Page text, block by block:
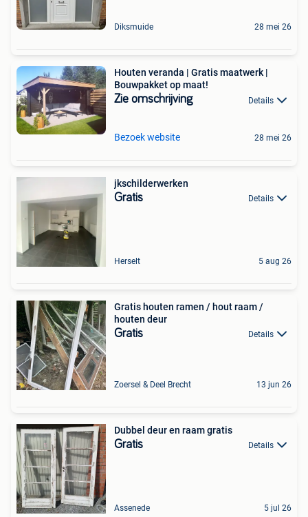
Diksmuide 28 mei 26
Houten veranda | Gratis maatwerk |
Bouwpakket op maat!
Zie omschrijving Details
Bezoek website 28 mei 26
jkschilderwerken
Gratis Details
Herselt 5 aug 26
Gratis houten ramen / hout raam /
houten deur
Gratis Details
Zoersel & Deel Brecht 13 jun 26
Dubbel deur en raam gratis
Gratis Details
Assenede 5 jul 26